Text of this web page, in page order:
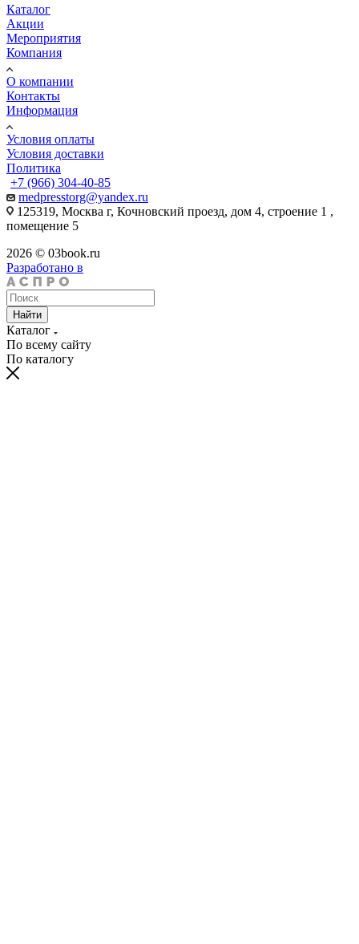
Каталог
Акции
Мероприятия
Компания
О компании
Контакты
Информация
Условия оплаты
Условия доставки
Политика
+7 (966) 304-40-85
medpresstorg@yandex.ru
125319, Москва г, Кочновский проезд, дом 4, строение 1 ,
помещение 5
2026 © 03book.ru
Разработано в
Найти
Каталог
По всему сайту
По каталогу